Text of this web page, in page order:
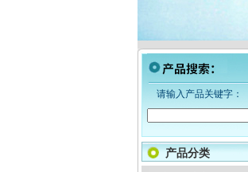
请输入产品关键字：
产品分类